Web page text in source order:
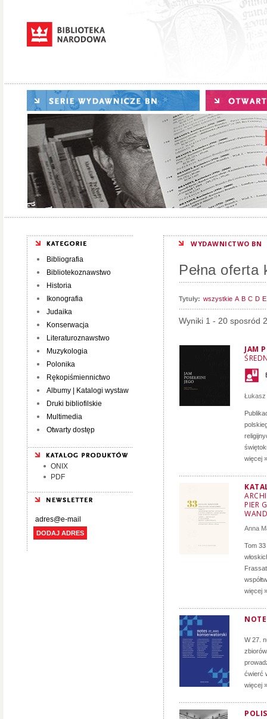
Bibliografia
Bibliotekoznawstwo
Historia
Ikonografia
Judaika
Konserwacja
Literaturoznawstwo
Muzykologia
Polonika
Rękopiśmiennictwo
Albumy | Katalogi wystaw
Druki bibliofilskie
Multimedia
Otwarty dostęp
ONIX
PDF
DODAJ ADRES
WYDAWNICTWO BN
Pełna oferta
Tytuły: wszystkie A B C D E
Wyniki 1 - 20 sposród
JAM
Łukasz
więcej »
PIER
Anna
Tom
więcej »
W 27.
ćwierć
więcej »